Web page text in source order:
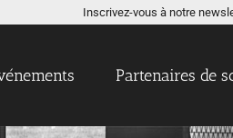
Inscrivez-vous à notre
Partenaires de